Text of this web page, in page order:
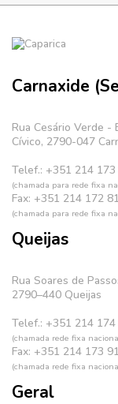
Carnaxide
Rua Cesário Verde -
Cívico, 2790-047
Telef.: +351 214
(chamada para rede fixa
Fax: +351 214 172
(chamada para rede fixa
Queijas
Rua Soares de
2790–440 Queijas
Telef.: +351 214 174
(chamada rede fixa
Fax: +351 214 173
(chamada rede fixa
Geral